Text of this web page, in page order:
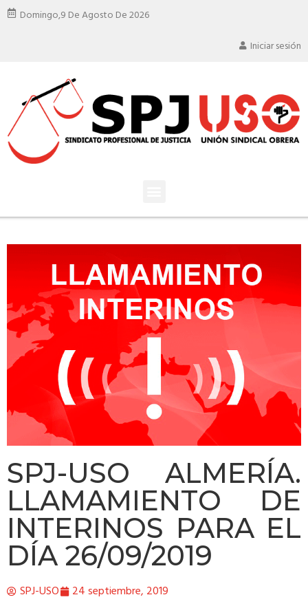
Domingo,9 De Agosto De 2026
Iniciar sesión
SPJ-USO ALMERÍA.
LLAMAMIENTO DE
INTERINOS PARA EL
DÍA 26/09/2019
SPJ-USO 24 septiembre, 2019